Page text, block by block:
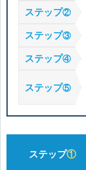
ステップ②
ステップ③
ステップ④
ステップ⑤
ステップ①